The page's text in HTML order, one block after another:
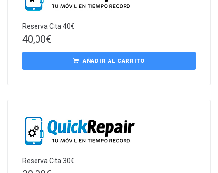
Reserva Cita 40€
40,00€
AÑADIR AL CARRITO
Reserva Cita 30€